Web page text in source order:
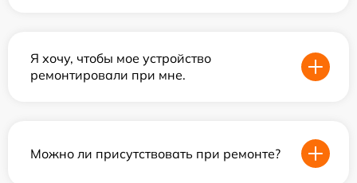
Я хочу, чтобы мое устройство
ремонтировали при мне.
Можно ли присутствовать при ремонте?